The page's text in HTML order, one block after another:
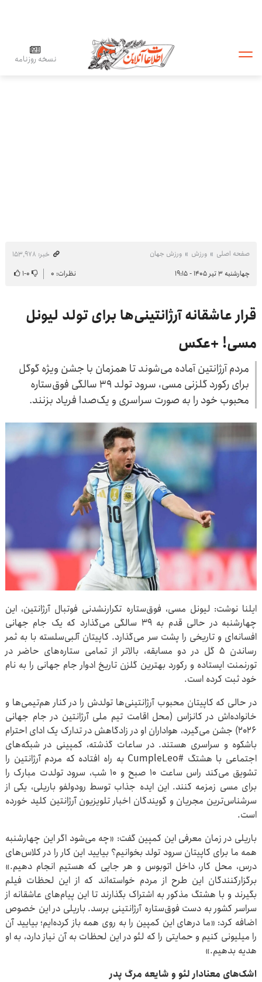
نسخه روزنامه
صفحه اصلی ورزش ورزش جهان
خبر: ۱۵۳٬۹۷۸
چهارشنبه ۳ تیر ۱۴۰۵ - ۱۹:۱۵
نظرات: ۰ ۰-۱
قرار عاشقانه آرژانتینی‌ها برای تولد لیونل
مسی! +عکس
مردم آرژانتین آماده می‌شوند تا همزمان با جشن ویژه گوگل
برای رکورد گلزنی مسی، سرود تولد ۳۹ سالگی فوق‌ستاره
محبوب خود را به صورت سراسری و یک‌صدا فریاد بزنند.
ایلنا نوشت: لیونل مسی، فوق‌ستاره تکرارنشدنی فوتبال آرژانتین، این
چهارشنبه در حالی قدم به ۳۹ سالگی می‌گذارد که یک جام جهانی
افسانه‌ای و تاریخی را پشت سر می‌گذارد. کاپیتان آلبی‌سلسته با به ثمر
رساندن ۵ گل در دو مسابقه، بالاتر از تمامی ستاره‌های حاضر در
تورنمنت ایستاده و رکورد بهترین گلزن تاریخ ادوار جام جهانی را به نام
خود ثبت کرده است.
در حالی که کاپیتان محبوب آرژانتینی‌ها تولدش را در کنار هم‌تیمی‌ها و
خانواده‌اش در کانزاس (محل اقامت تیم ملی آرژانتین در جام جهانی
۲۰۲۶) جشن می‌گیرد، هواداران او در زادگاهش در تدارک یک ادای احترام
باشکوه و سراسری هستند. در ساعات گذشته، کمپینی در شبکه‌های
اجتماعی با هشتگ #CumpleLeo به راه افتاده که مردم آرژانتین را
تشویق می‌کند راس ساعت ۱۰ صبح و ۱۰ شب، سرود تولدت مبارک را
برای مسی زمزمه کنند. این ایده جذاب توسط رودولفو باریلی، یکی از
سرشناس‌ترین مجریان و گویندگان اخبار تلویزیون آرژانتین کلید خورده
است.
باریلی در زمان معرفی این کمپین گفت: «چه می‌شود اگر این چهارشنبه
همه ما برای کاپیتان سرود تولد بخوانیم؟ بیایید این کار را در کلاس‌های
درس، محل کار، داخل اتوبوس و هر جایی که هستیم انجام دهیم.»
برگزارکنندگان این طرح از مردم خواسته‌اند که از این لحظات فیلم
بگیرند و با هشتگ مذکور به اشتراک بگذارند تا این پیام‌های عاشقانه از
سراسر کشور به دست فوق‌ستاره آرژانتینی برسد. باریلی در این خصوص
اضافه کرد: «ما درهای این کمپین را به روی همه باز کرده‌ایم؛ بیایید آن
را میلیونی کنیم و حمایتی را که لئو در این لحظات به آن نیاز دارد، به او
هدیه بدهیم.»
اشک‌های معنادار لئو و شایعه مرگ پدر